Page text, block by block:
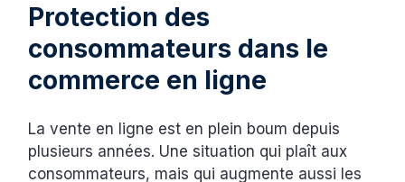
Protection des
consommateurs dans le
commerce en ligne
La vente en ligne est en plein boum depuis
plusieurs années. Une situation qui plaît aux
consommateurs, mais qui augmente aussi les